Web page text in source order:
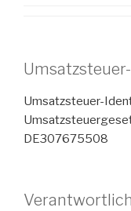
Umsatzsteuer-
Umsatzsteuer-
DE307675508